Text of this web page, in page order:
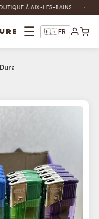
À AIX-LES-BAINS
☰ 🇫🇷 FR